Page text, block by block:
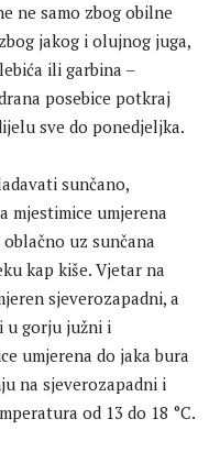
ne samo zbog obilne
jakog i olujnog juga,
ili garbina –
posebice potkraj
sve do ponedjeljka.
sunčano,
mjestimice umjerena
uz sunčana
kap kiše. Vjetar na
sjeverozapadni, a
u gorju južni i
umjerena do jaka bura
na sjeverozapadni i
od 13 do 18 °C.